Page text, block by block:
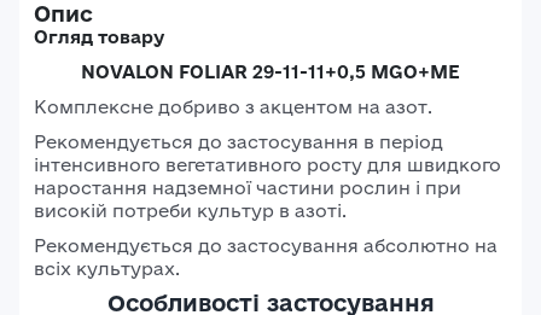
Опис
Огляд товару
NOVALON FOLIAR 29-11-11+0,5 MGO+ME
Комплексне добриво з акцентом на азот.
Рекомендується до застосування в період
інтенсивного вегетативного росту для швидкого
наростання надземної частини рослин і при
високій потреби культур в азоті.
Рекомендується до застосування абсолютно на
всіх культурах.
Особливості застосування